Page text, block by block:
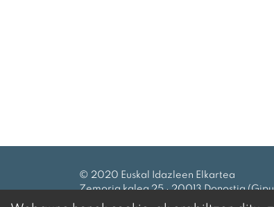
© 2020 Euskal Idazleen Elkartea
Zemoria kalea 25 · 20013 Donostia
Tel.:943 27 69 99 | eie@idazleak.eus